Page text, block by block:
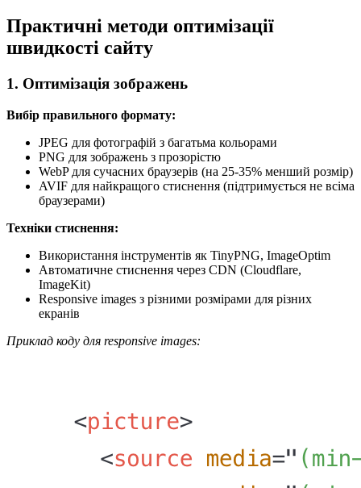
Практичні методи оптимізації
швидкості сайту
1. Оптимізація зображень
Вибір правильного формату:
JPEG для фотографій з багатьма кольорами
PNG для зображень з прозорістю
WebP для сучасних браузерів (на 25-35% менший розмір)
AVIF для найкращого стиснення (підтримується не всіма
браузерами)
Техніки стиснення:
Використання інструментів як TinyPNG, ImageOptim
Автоматичне стиснення через CDN (Cloudflare,
ImageKit)
Responsive images з різними розмірами для різних
екранів
Приклад коду для responsive images: